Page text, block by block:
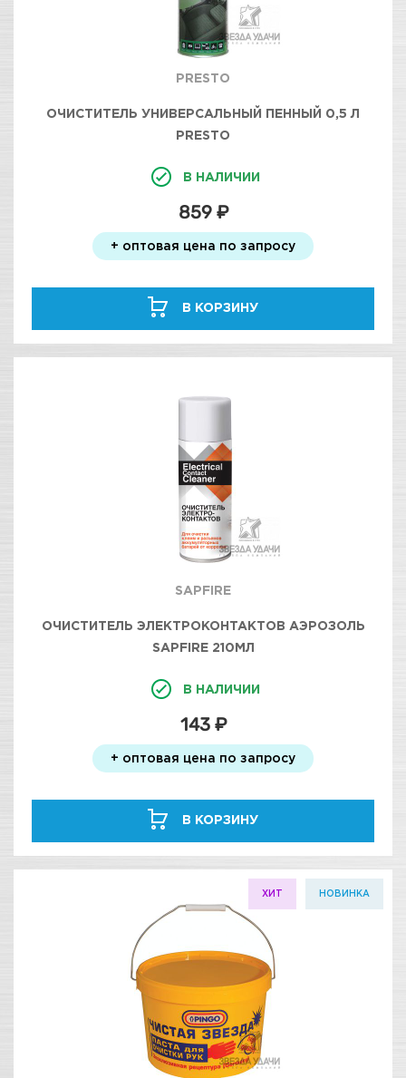
PRESTO
ОЧИСТИТЕЛЬ УНИВЕРСАЛЬНЫЙ ПЕННЫЙ 0,5 Л
PRESTO
В НАЛИЧИИ
859 ₽
+ оптовая цена по запросу
В КОРЗИНУ
SAPFIRE
ОЧИСТИТЕЛЬ ЭЛЕКТРОКОНТАКТОВ АЭРОЗОЛЬ
SAPFIRE 210МЛ
В НАЛИЧИИ
143 ₽
+ оптовая цена по запросу
В КОРЗИНУ
ХИТ НОВИНКА